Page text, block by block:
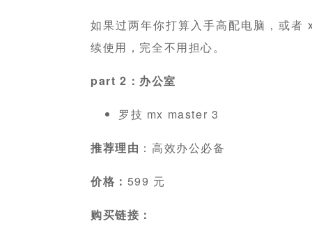
如果过两年你打算入手高配电脑，或
续使用，完全不用担心。
part 2：办公室
罗技 mx master 3
推荐理由 ：高效办公必备
价格： 599 元
购买链接：